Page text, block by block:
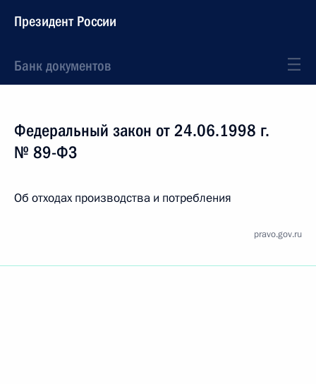
Президент России
Банк документов
Федеральный закон от 24.06.1998 г.
№ 89-ФЗ
Об отходах производства и потребления
pravo.gov.ru